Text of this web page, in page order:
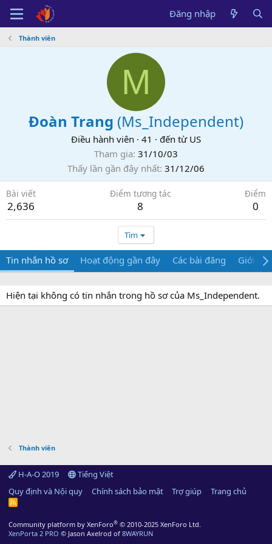
Đăng nhập
Thành viên
M
Đoàn Trang (Ms_Independent)
Điều hành viên · 41 · đến từ US
Tham gia 31/10/03
Thấy lần gần đây nhất 31/12/06
Bài viết
2,636
Điểm tương tác
8
Điểm
0
Tìm
Tin nhắn hồ sơ Hoạt động gần đây Các bài đăng Giới
Hiện tại không có tin nhắn trong hồ sơ của Ms_Independent.
Thành viên
H-A-O 2019
Tiếng Việt
Quy định và Nội quy
Chính sách bảo mật Trợ giúp Trang chủ
R
Community platform by XenForo® © 2010-2025 XenForo Ltd.
XenPorta 2 PRO © Jason Axelrod of 8WAYRUN